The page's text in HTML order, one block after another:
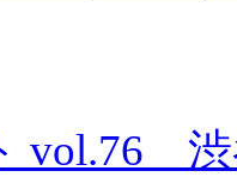
vol.76